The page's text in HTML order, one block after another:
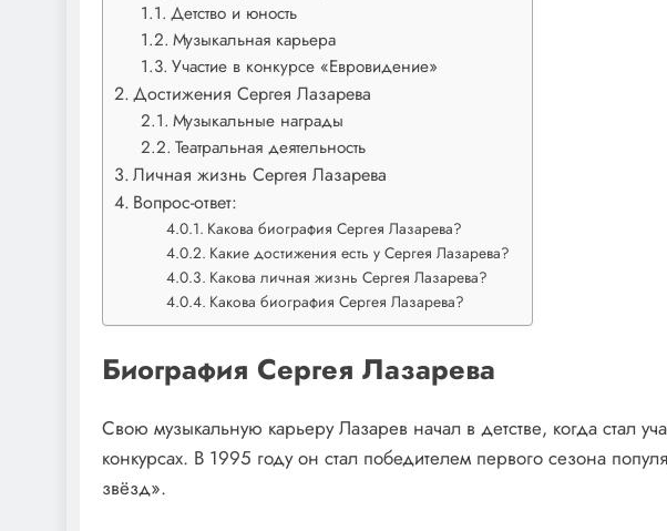
Детство и юность
Музыкальная карьера
Участие в конкурсе «Евровидение»
Достижения Сергея Лазарева
Музыкальные награды
Театральная деятельность
Личная жизнь Сергея Лазарева
Вопрос-ответ:
Какова биография Сергея Лазарева?
Какие достижения есть у Сергея Лазарева?
Какова личная жизнь Сергея Лазарева?
Какова биография Сергея Лазарева?
Биография Сергея Лазарева
Свою музыкальную карьеру Лазарев начал в детстве, когда стал
конкурсах. В 1995 году он стал победителем первого сезона
звёзд».